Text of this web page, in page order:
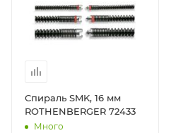
Спираль SMK, 16 мм
ROTHENBERGER 72433
Много